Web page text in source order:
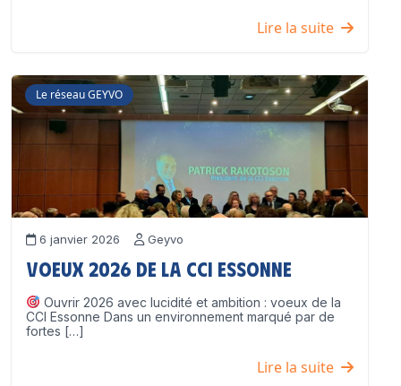
Lire la suite
Le réseau GEYVO
6 janvier 2026 Geyvo
Voeux 2026 de la CCI Essonne
Ouvrir 2026 avec lucidité et ambition : voeux de la
CCI Essonne Dans un environnement marqué par de
fortes […]
Lire la suite